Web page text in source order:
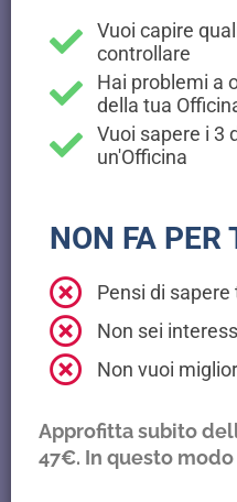
Vuoi capire
controllare
Hai problemi a
della tua
Vuoi sapere i 3
un'Officina
NON FA PER
Pensi di
Non sei
Non vuoi
Approfitta subito
47€. In questo